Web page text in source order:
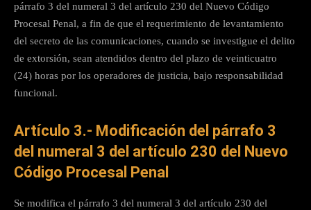
párrafo 3 del numeral 3 del artículo 230 del Nuevo Código
Procesal Penal, a fin de que el requerimiento de levantamiento
del secreto de las comunicaciones, cuando se investigue el delito
de extorsión, sean atendidos dentro del plazo de veinticuatro
(24) horas por los operadores de justicia, bajo responsabilidad
funcional.
Artículo 3.- Modificación del párrafo 3
del numeral 3 del artículo 230 del Nuevo
Código Procesal Penal
Se modifica el párrafo 3 del numeral 3 del artículo 230 del